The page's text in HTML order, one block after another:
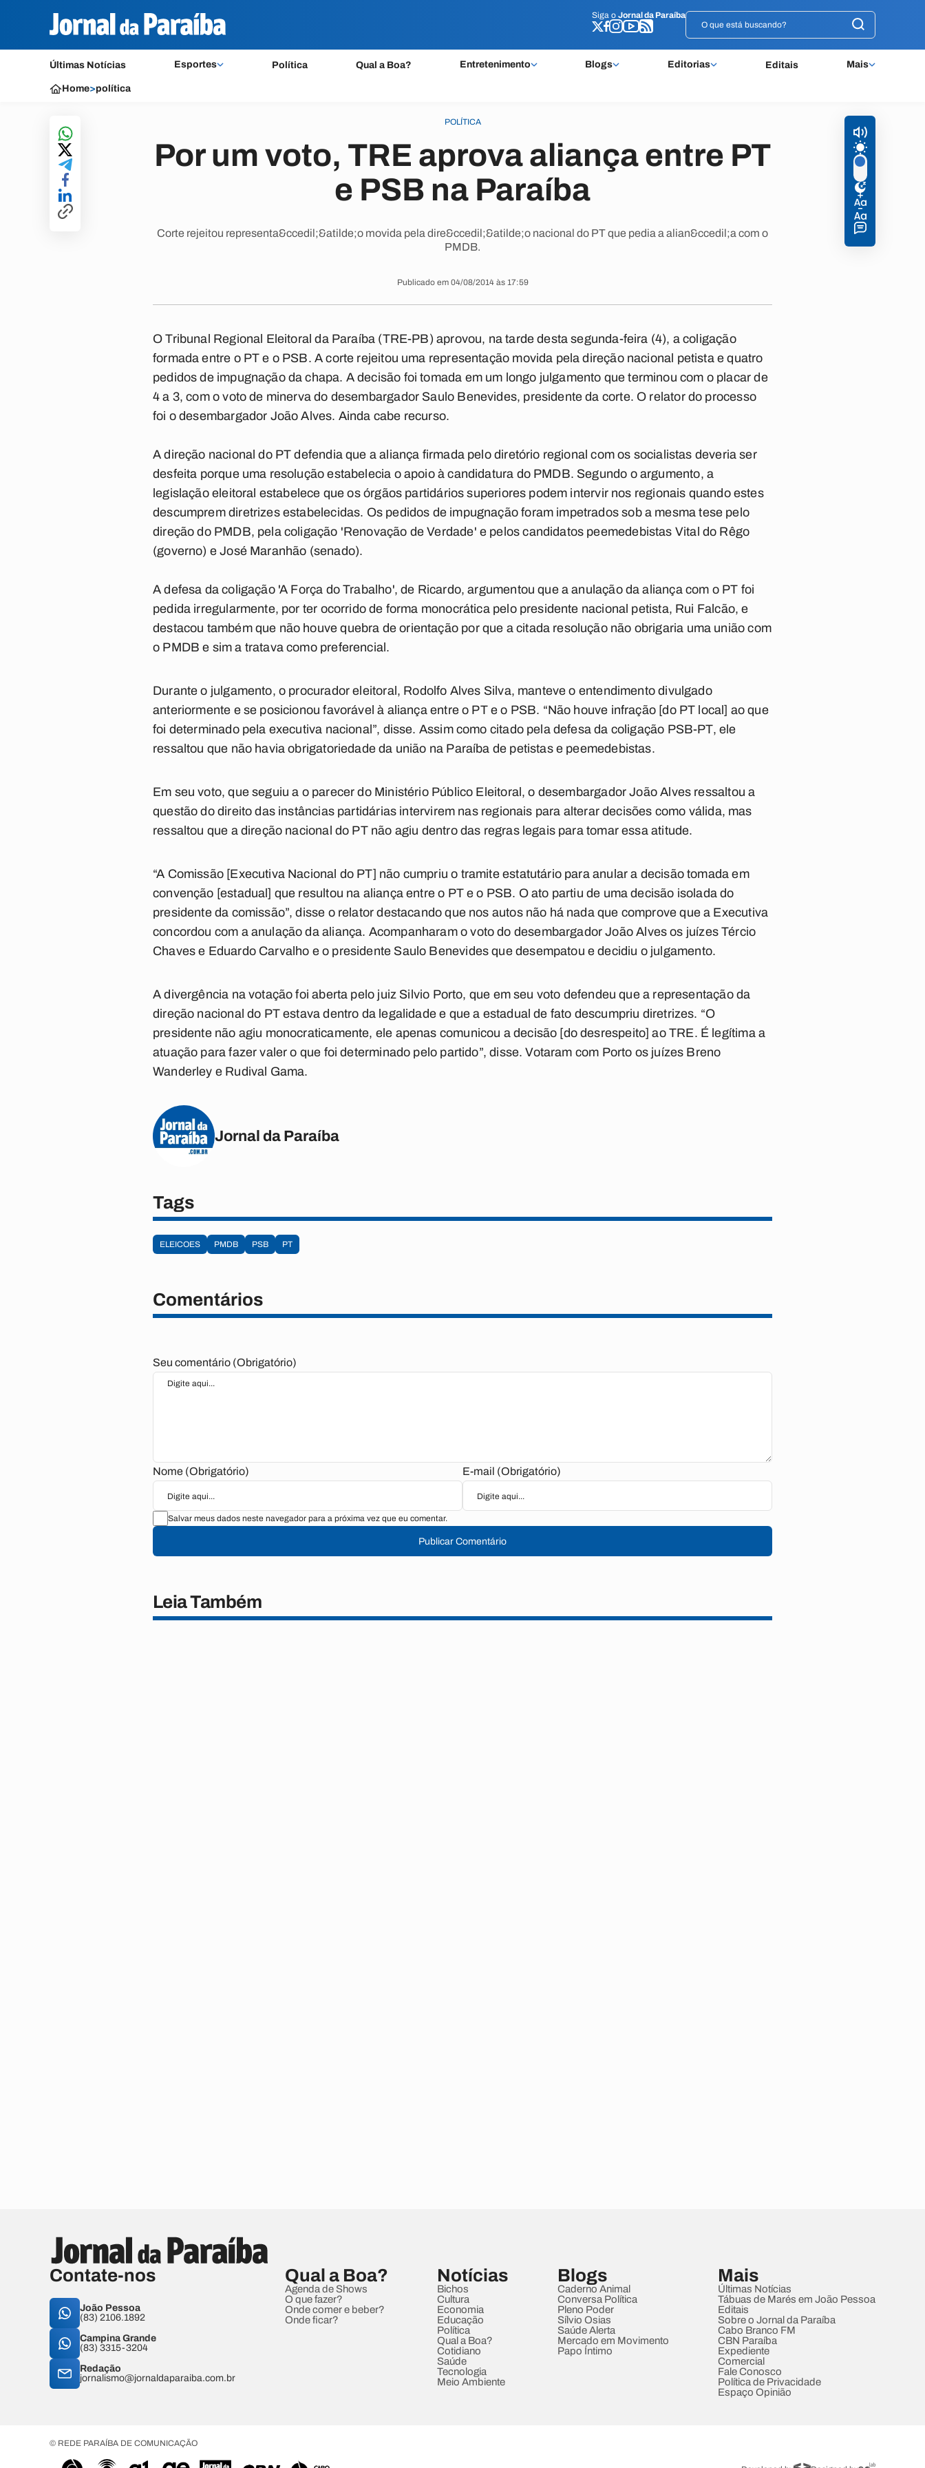
Siga o Jornal da Paraíba
Últimas Notícias Esportes Política Qual a Boa? Entretenimento Blogs Editorias Editais Mais
Siga o Jornal da Paraíba
Home>política
POLÍTICA
Por um voto, TRE aprova aliança entre PT
e PSB na Paraíba
Corte rejeitou representa&ccedil;&atilde;o movida pela dire&ccedil;&atilde;o nacional do PT que pedia a alian&ccedil;a com o
PMDB.
Publicado em 04/08/2014 às 17:59
O Tribunal Regional Eleitoral da Paraíba (TRE-PB) aprovou, na tarde desta segunda-feira (4), a coligação
formada entre o PT e o PSB. A corte rejeitou uma representação movida pela direção nacional petista e quatro
pedidos de impugnação da chapa. A decisão foi tomada em um longo julgamento que terminou com o placar de
4 a 3, com o voto de minerva do desembargador Saulo Benevides, presidente da corte. O relator do processo
foi o desembargador João Alves. Ainda cabe recurso.
A direção nacional do PT defendia que a aliança firmada pelo diretório regional com os socialistas deveria ser
desfeita porque uma resolução estabelecia o apoio à candidatura do PMDB. Segundo o argumento, a
legislação eleitoral estabelece que os órgãos partidários superiores podem intervir nos regionais quando estes
descumprem diretrizes estabelecidas. Os pedidos de impugnação foram impetrados sob a mesma tese pelo
direção do PMDB, pela coligação 'Renovação de Verdade' e pelos candidatos peemedebistas Vital do Rêgo
(governo) e José Maranhão (senado).
A defesa da coligação 'A Força do Trabalho', de Ricardo, argumentou que a anulação da aliança com o PT foi
pedida irregularmente, por ter ocorrido de forma monocrática pelo presidente nacional petista, Rui Falcão, e
destacou também que não houve quebra de orientação por que a citada resolução não obrigaria uma união com
o PMDB e sim a tratava como preferencial.
Durante o julgamento, o procurador eleitoral, Rodolfo Alves Silva, manteve o entendimento divulgado
anteriormente e se posicionou favorável à aliança entre o PT e o PSB. “Não houve infração [do PT local] ao que
foi determinado pela executiva nacional”, disse. Assim como citado pela defesa da coligação PSB-PT, ele
ressaltou que não havia obrigatoriedade da união na Paraíba de petistas e peemedebistas.
Em seu voto, que seguiu a o parecer do Ministério Público Eleitoral, o desembargador João Alves ressaltou a
questão do direito das instâncias partidárias intervirem nas regionais para alterar decisões como válida, mas
ressaltou que a direção nacional do PT não agiu dentro das regras legais para tomar essa atitude.
“A Comissão [Executiva Nacional do PT] não cumpriu o tramite estatutário para anular a decisão tomada em
convenção [estadual] que resultou na aliança entre o PT e o PSB. O ato partiu de uma decisão isolada do
presidente da comissão”, disse o relator destacando que nos autos não há nada que comprove que a Executiva
concordou com a anulação da aliança. Acompanharam o voto do desembargador João Alves os juízes Tércio
Chaves e Eduardo Carvalho e o presidente Saulo Benevides que desempatou e decidiu o julgamento.
A divergência na votação foi aberta pelo juiz Silvio Porto, que em seu voto defendeu que a representação da
direção nacional do PT estava dentro da legalidade e que a estadual de fato descumpriu diretrizes. “O
presidente não agiu monocraticamente, ele apenas comunicou a decisão [do desrespeito] ao TRE. É legítima a
atuação para fazer valer o que foi determinado pelo partido”, disse. Votaram com Porto os juízes Breno
Wanderley e Rudival Gama.
Jornal da Paraíba
Tags
ELEICOES PMDB PSB PT
Comentários
Seu comentário (Obrigatório)
Nome (Obrigatório) E-mail (Obrigatório)
Salvar meus dados neste navegador para a próxima vez que eu comentar.
Publicar Comentário
Leia Também
Contate-nos
João Pessoa
(83) 2106.1892
Campina Grande
(83) 3315-3204
Redação
jornalismo@jornaldaparaiba.com.br
Qual a Boa?
Agenda de Shows
O que fazer?
Onde comer e beber?
Onde ficar?
Notícias
Bichos
Cultura
Economia
Educação
Política
Qual a Boa?
Cotidiano
Saúde
Tecnologia
Meio Ambiente
Blogs
Caderno Animal
Conversa Política
Pleno Poder
Sílvio Osias
Saúde Alerta
Mercado em Movimento
Papo Íntimo
Mais
Últimas Notícias
Tábuas de Marés em João Pessoa
Editais
Sobre o Jornal da Paraíba
Cabo Branco FM
CBN Paraíba
Expediente
Comercial
Fale Conosco
Política de Privacidade
Espaço Opinião
© REDE PARAÍBA DE COMUNICAÇÃO